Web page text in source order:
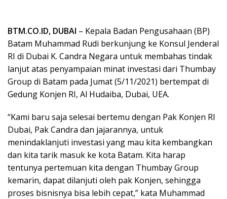
BTM.CO.ID, DUBAI – Kepala Badan Pengusahaan (BP)
Batam Muhammad Rudi berkunjung ke Konsul Jenderal
RI di Dubai K. Candra Negara untuk membahas tindak
lanjut atas penyampaian minat investasi dari Thumbay
Group di Batam pada Jumat (5/11/2021) bertempat di
Gedung Konjen RI, Al Hudaiba, Dubai, UEA.
“Kami baru saja selesai bertemu dengan Pak Konjen RI
Dubai, Pak Candra dan jajarannya, untuk
menindaklanjuti investasi yang mau kita kembangkan
dan kita tarik masuk ke kota Batam. Kita harap
tentunya pertemuan kita dengan Thumbay Group
kemarin, dapat dilanjuti oleh pak Konjen, sehingga
proses bisnisnya bisa lebih cepat,” kata Muhammad